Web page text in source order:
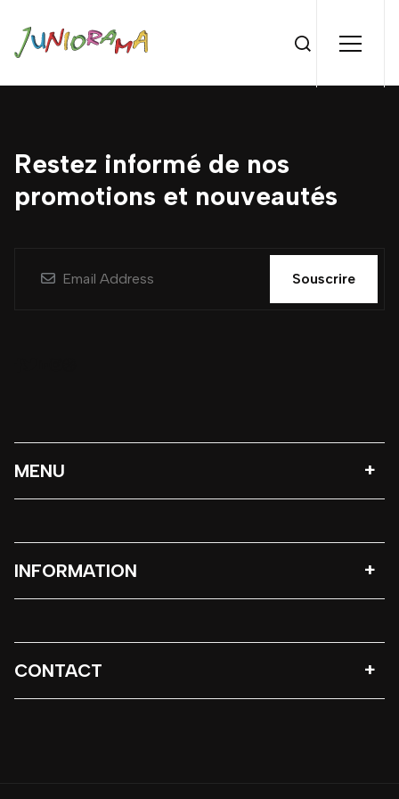
Restez informé de nos
promotions et nouveautés
Souscrire
MENU
INFORMATION
CONTACT